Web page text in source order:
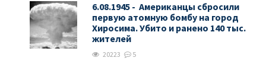
6.08.1945 - Американцы сбросили
первую атомную бомбу на город
Хиросима. Убито и ранено 140 тыс.
жителей
20223 5